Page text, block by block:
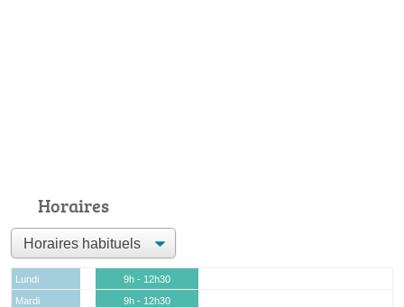
Horaires
Lundi
9h - 12h30
Mardi
9h - 12h30